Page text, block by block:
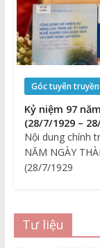
Góc tuyên truyền
Kỷ niệm 97
(28/7/1929 –
Nội dung chính
NĂM NGÀY
(28/7/1929
Tư liệu